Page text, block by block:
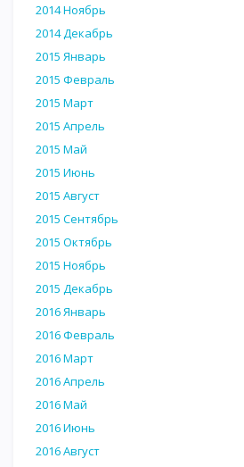
2014 Ноябрь
2014 Декабрь
2015 Январь
2015 Февраль
2015 Март
2015 Апрель
2015 Май
2015 Июнь
2015 Август
2015 Сентябрь
2015 Октябрь
2015 Ноябрь
2015 Декабрь
2016 Январь
2016 Февраль
2016 Март
2016 Апрель
2016 Май
2016 Июнь
2016 Август